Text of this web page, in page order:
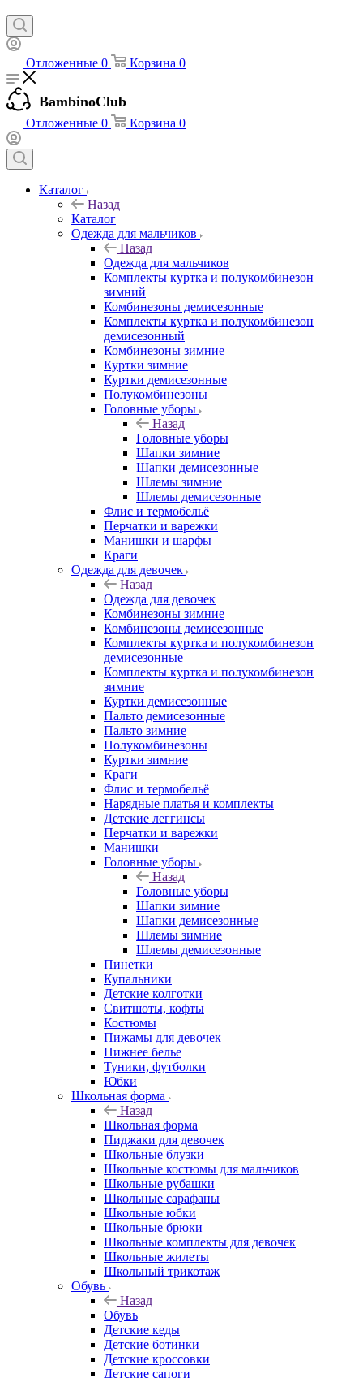
Отложенные 0 Корзина 0
BambinoClub
Отложенные 0 Корзина 0
Каталог
Назад
Каталог
Одежда для мальчиков
Назад
Одежда для мальчиков
Комплекты куртка и полукомбинезон
зимний
Комбинезоны демисезонные
Комплекты куртка и полукомбинезон
демисезонный
Комбинезоны зимние
Куртки зимние
Куртки демисезонные
Полукомбинезоны
Головные уборы
Назад
Головные уборы
Шапки зимние
Шапки демисезонные
Шлемы зимние
Шлемы демисезонные
Флис и термобельё
Перчатки и варежки
Манишки и шарфы
Краги
Одежда для девочек
Назад
Одежда для девочек
Комбинезоны зимние
Комбинезоны демисезонные
Комплекты куртка и полукомбинезон
демисезонные
Комплекты куртка и полукомбинезон
зимние
Куртки демисезонные
Пальто демисезонные
Пальто зимние
Полукомбинезоны
Куртки зимние
Краги
Флис и термобельё
Нарядные платья и комплекты
Детские леггинсы
Перчатки и варежки
Манишки
Головные уборы
Назад
Головные уборы
Шапки зимние
Шапки демисезонные
Шлемы зимние
Шлемы демисезонные
Пинетки
Купальники
Детские колготки
Свитшоты, кофты
Костюмы
Пижамы для девочек
Нижнее белье
Туники, футболки
Юбки
Школьная форма
Назад
Школьная форма
Пиджаки для девочек
Школьные блузки
Школьные костюмы для мальчиков
Школьные рубашки
Школьные сарафаны
Школьные юбки
Школьные брюки
Школьные комплекты для девочек
Школьные жилеты
Школьный трикотаж
Обувь
Назад
Обувь
Детские кеды
Детские ботинки
Детские кроссовки
Детские сапоги